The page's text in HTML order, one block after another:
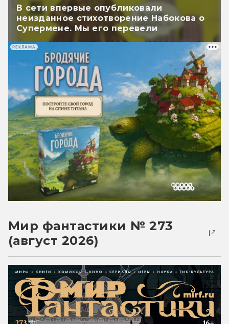
В сети впервые опубликовали
неизданное стихотворение Набокова о
Супермене. Мы его перевели
РЕКЛАМА
Мир фантастики № 273
(август 2026)